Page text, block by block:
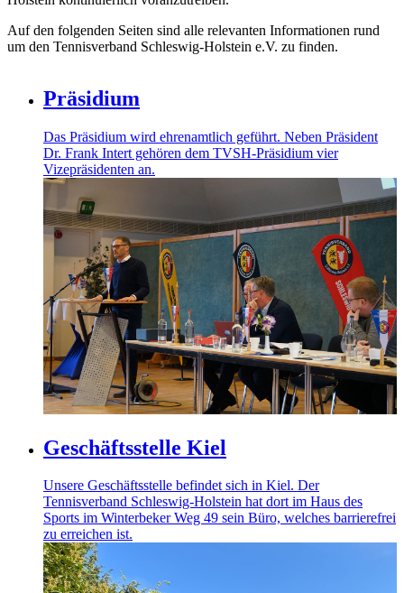
Auf den folgenden Seiten sind alle relevanten Informationen rund
um den Tennisverband Schleswig-Holstein e.V. zu finden.
Präsidium
Das Präsidium wird ehrenamtlich geführt. Neben Präsident
Dr. Frank Intert gehören dem TVSH-Präsidium vier
Vizepräsidenten an.
Geschäftsstelle Kiel
Unsere Geschäftsstelle befindet sich in Kiel. Der
Tennisverband Schleswig-Holstein hat dort im Haus des
Sports im Winterbeker Weg 49 sein Büro, welches barrierefrei
zu erreichen ist.